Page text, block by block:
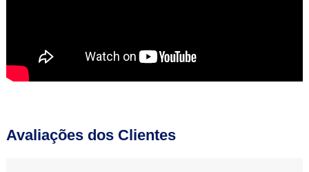
Avaliações dos Clientes